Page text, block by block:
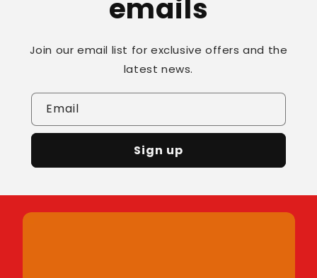
emails
Join our email list for exclusive offers and the
latest news.
Email
Sign up